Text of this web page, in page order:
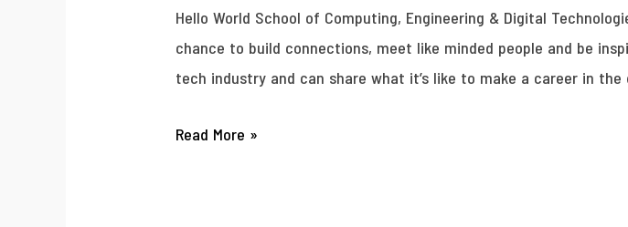
Hello World School of Computing, Engineering & Digital
chance to build connections, meet like minded people and be
tech industry and can share what it’s like to make a career in
Read More »